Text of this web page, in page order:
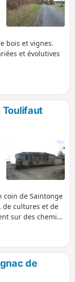
bois et vignes.
et évolutives
Toulifaut
coin de Saintonge
de cultures et de
sur des chemins
C'est
hors des
de